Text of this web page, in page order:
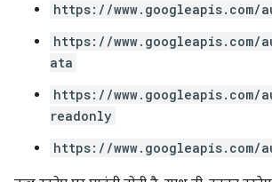
https://www.googleapis.com/
https://www.googleapis.com/
ata
https://www.googleapis.com/
readonly
https://